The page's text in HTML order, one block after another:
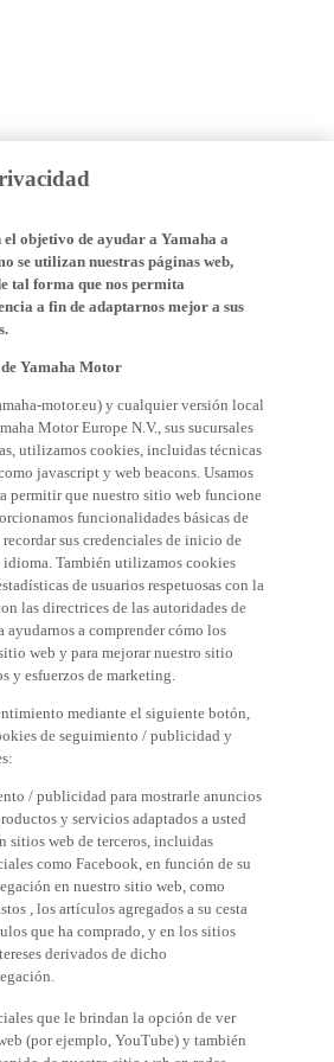
se utilizan nuestras páginas web,
tal forma que nos permita
a fin de adaptarnos mejor a sus
Motor Europe N.V., sus sucursales
utilizamos cookies, incluidas técnicas
javascript y web beacons. Usamos
permitir que nuestro sitio web funcione
funcionalidades básicas de
sus credenciales de inicio de
idioma. También utilizamos cookies
de usuarios respetuosas con la
las directrices de las autoridades de
a comprender cómo los
web y para mejorar nuestro sitio
y esfuerzos de marketing.
de seguimiento / publicidad y
y servicios adaptados a usted
sitios web de terceros, incluidas
como Facebook, en función de su
en nuestro sitio web, como
, los artículos agregados a su cesta
que ha comprado, y en los sitios
derivados de dicho
(por ejemplo, YouTube) y también
de nuestro sitio web en redes